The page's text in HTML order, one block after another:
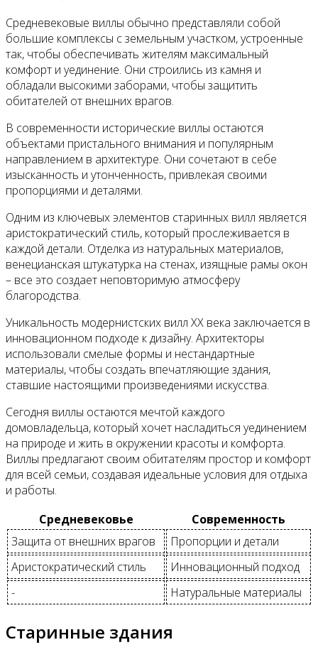
Средневековые виллы обычно представляли собой
большие комплексы с земельным участком, устроенные
так, чтобы обеспечивать жителям максимальный
комфорт и уединение. Они строились из камня и
обладали высокими заборами, чтобы защитить
обитателей от внешних врагов.
В современности исторические виллы остаются
объектами пристального внимания и популярным
направлением в архитектуре. Они сочетают в себе
изысканность и утонченность, привлекая своими
пропорциями и деталями.
Одним из ключевых элементов старинных вилл является
аристократический стиль, который прослеживается в
каждой детали. Отделка из натуральных материалов,
венецианская штукатурка на стенах, изящные рамы окон
– все это создает неповторимую атмосферу
благородства.
Уникальность модернистских вилл XX века заключается в
инновационном подходе к дизайну. Архитекторы
использовали смелые формы и нестандартные
материалы, чтобы создать впечатляющие здания,
ставшие настоящими произведениями искусства.
Сегодня виллы остаются мечтой каждого
домовладельца, который хочет насладиться уединением
на природе и жить в окружении красоты и комфорта.
Виллы предлагают своим обитателям простор и комфорт
для всей семьи, создавая идеальные условия для отдыха
и работы.
Средневековье
Современность
Защита от внешних врагов
Пропорции и детали
Аристократический стиль
Инновационный подход
-
Натуральные материалы
Старинные здания